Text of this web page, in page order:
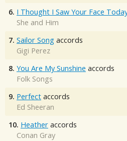
6. I Thought I Saw Your Face
She and Him
7. Sailor Song accords
Gigi Perez
8. You Are My Sunshine accords
Folk Songs
9. Perfect accords
Ed Sheeran
10. Heather accords
Conan Gray